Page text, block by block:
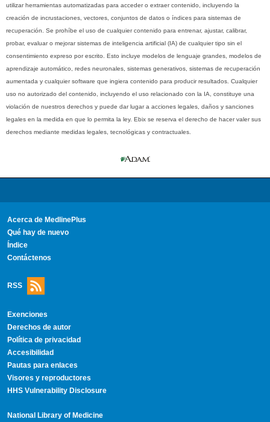
utilizar herramientas automatizadas para acceder o extraer contenido, incluyendo la
creación de incrustaciones, vectores, conjuntos de datos o índices para sistemas de
recuperación. Se prohíbe el uso de cualquier contenido para entrenar, ajustar, calibrar,
probar, evaluar o mejorar sistemas de inteligencia artificial (IA) de cualquier tipo sin el
consentimiento expreso por escrito. Esto incluye modelos de lenguaje grandes, modelos de
aprendizaje automático, redes neuronales, sistemas generativos, sistemas de recuperación
aumentada y cualquier software que ingiera contenido para producir resultados. Cualquier
uso no autorizado del contenido, incluyendo el uso relacionado con la IA, constituye una
violación de nuestros derechos y puede dar lugar a acciones legales, daños y sanciones
legales en la medida en que lo permita la ley. Ebix se reserva el derecho de hacer valer sus
derechos mediante medidas legales, tecnológicas y contractuales.
Acerca de MedlinePlus
Qué hay de nuevo
Índice
Contáctenos
RSS
Exenciones
Derechos de autor
Política de privacidad
Accesibilidad
Pautas para enlaces
Visores y reproductores
HHS Vulnerability Disclosure
National Library of Medicine